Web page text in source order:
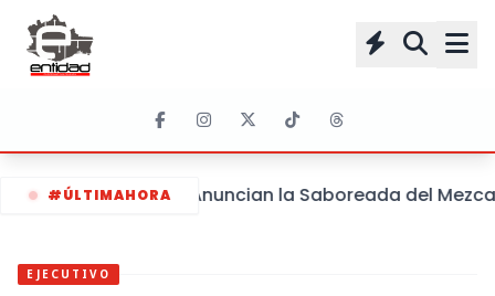
#ÚLTIMAHORA Anuncian la Saboreada del
EJECUTIVO